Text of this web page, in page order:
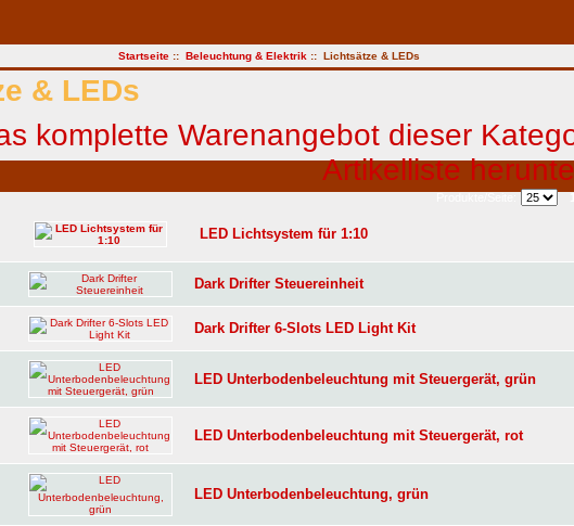
Startseite :: Beleuchtung & Elektrik :: Lichtsätze & LEDs
& LEDs
LED Lichtsystem für 1:10
Dark Drifter Steuereinheit
Dark Drifter 6-Slots LED Light Kit
LED Unterbodenbeleuchtung mit Steuergerät, grün
LED Unterbodenbeleuchtung mit Steuergerät, rot
LED Unterbodenbeleuchtung, grün